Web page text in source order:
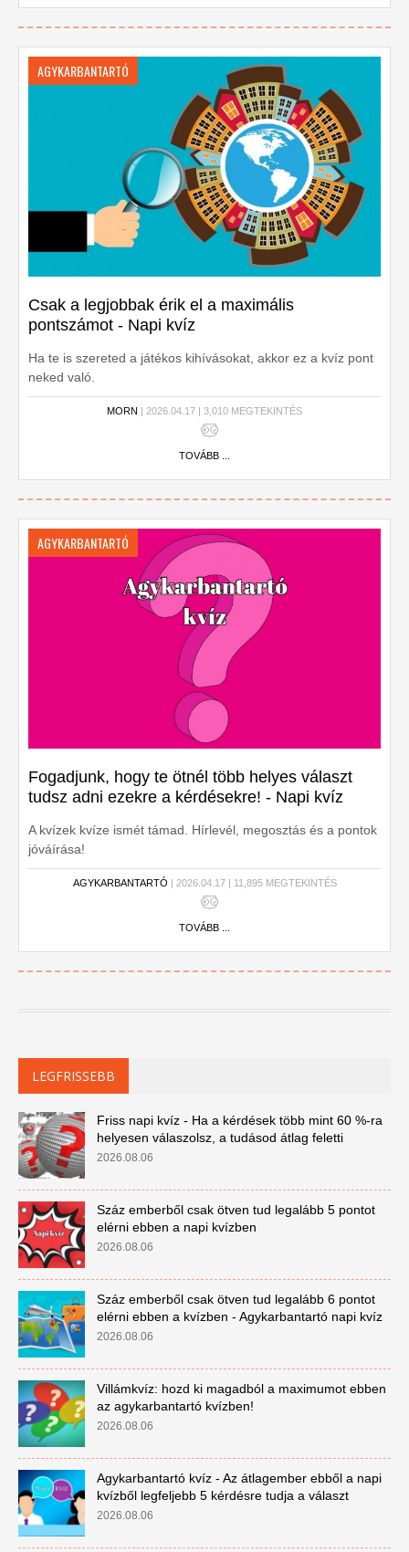
AGYKARBANTARTÓ
Csak a legjobbak érik el a maximális
pontszámot - Napi kvíz
Ha te is szereted a játékos kihívásokat, akkor ez a kvíz pont
neked való.
MORN | 2026.04.17 | 3,010 MEGTEKINTÉS
TOVÁBB ...
AGYKARBANTARTÓ
Fogadjunk, hogy te ötnél több helyes választ
tudsz adni ezekre a kérdésekre! - Napi kvíz
A kvízek kvíze ismét támad. Hírlevél, megosztás és a pontok
jóváírása!
AGYKARBANTARTÓ | 2026.04.17 | 11,895 MEGTEKINTÉS
TOVÁBB ...
LEGFRISSEBB
Friss napi kvíz - Ha a kérdések több mint 60 %-ra
helyesen válaszolsz, a tudásod átlag feletti
2026.08.06
Száz emberből csak ötven tud legalább 5 pontot
elérni ebben a napi kvízben
2026.08.06
Száz emberből csak ötven tud legalább 6 pontot
elérni ebben a kvízben - Agykarbantartó napi kvíz
2026.08.06
Villámkvíz: hozd ki magadból a maximumot ebben
az agykarbantartó kvízben!
2026.08.06
Agykarbantartó kvíz - Az átlagember ebből a napi
kvízből legfeljebb 5 kérdésre tudja a választ
2026.08.06